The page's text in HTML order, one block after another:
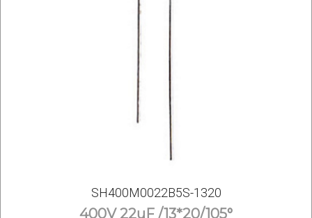
SH400M0022B5S-1320
400V 22uF /13*20/105°